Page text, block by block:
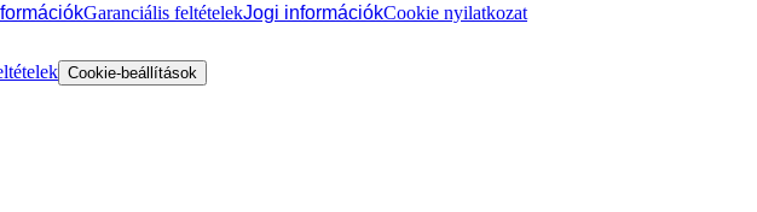
Garanciális feltételekJogi információkCookie nyilatkozat
Cookie-beállítások